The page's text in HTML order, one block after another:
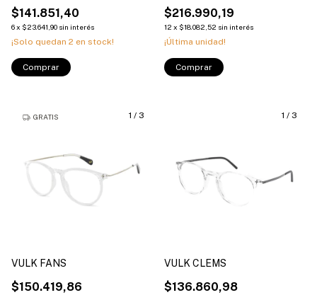
$141.851,40
6x $23.641,90 sin interés
¡Solo quedan 2 en stock!
Comprar
$216.990,19
12 x $18.082,52 sin interés
¡Última unidad!
Comprar
1 / 3
GRATIS
VULK FANS
$150.419,86
1 / 3
VULK CLEMS
$136.860,98